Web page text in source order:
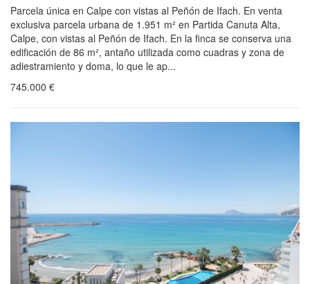
Parcela única en Calpe con vistas al Peñón de Ifach. En venta
exclusiva parcela urbana de 1.951 m² en Partida Canuta Alta,
Calpe, con vistas al Peñón de Ifach. En la finca se conserva una
edificación de 86 m², antaño utilizada como cuadras y zona de
adiestramiento y doma, lo que le ap...
745.000 €